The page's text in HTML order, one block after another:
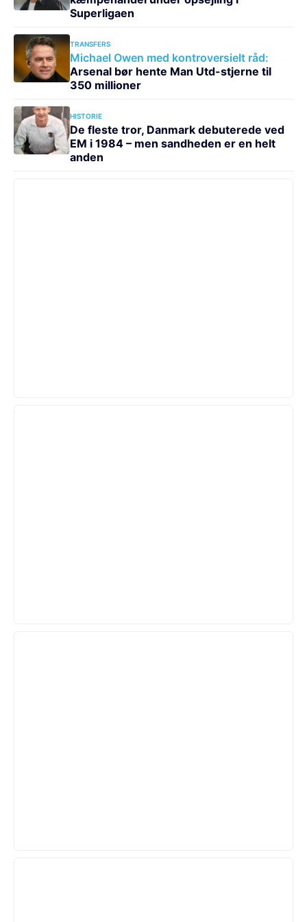
Superligaen
TRANSFERS
Michael Owen med kontroversielt råd:
Arsenal bør hente Man Utd-stjerne til
350 millioner
HISTORIE
De fleste tror, Danmark debuterede ved
EM i 1984 – men sandheden er en helt
anden